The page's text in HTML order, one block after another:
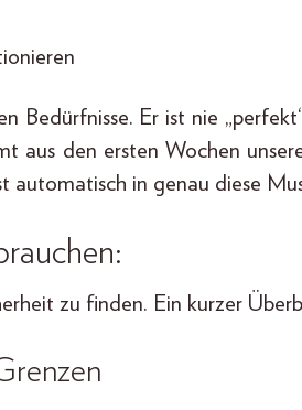
Bedürfnisse. Er ist nie
aus den ersten Wochen
automatisch in genau diese
zu finden. Ein kurzer